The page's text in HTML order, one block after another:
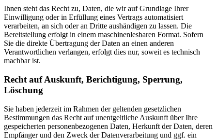
Ihnen steht das Recht zu, Daten, die wir auf Grundlage Ihrer
Einwilligung oder in Erfüllung eines Vertrags automatisiert
verarbeiten, an sich oder an Dritte aushändigen zu lassen. Die
Bereitstellung erfolgt in einem maschinenlesbaren Format. Sofern
Sie die direkte Übertragung der Daten an einen anderen
Verantwortlichen verlangen, erfolgt dies nur, soweit es technisch
machbar ist.
Recht auf Auskunft, Berichtigung, Sperrung,
Löschung
Sie haben jederzeit im Rahmen der geltenden gesetzlichen
Bestimmungen das Recht auf unentgeltliche Auskunft über Ihre
gespeicherten personenbezogenen Daten, Herkunft der Daten, deren
Empfänger und den Zweck der Datenverarbeitung und ggf. ein